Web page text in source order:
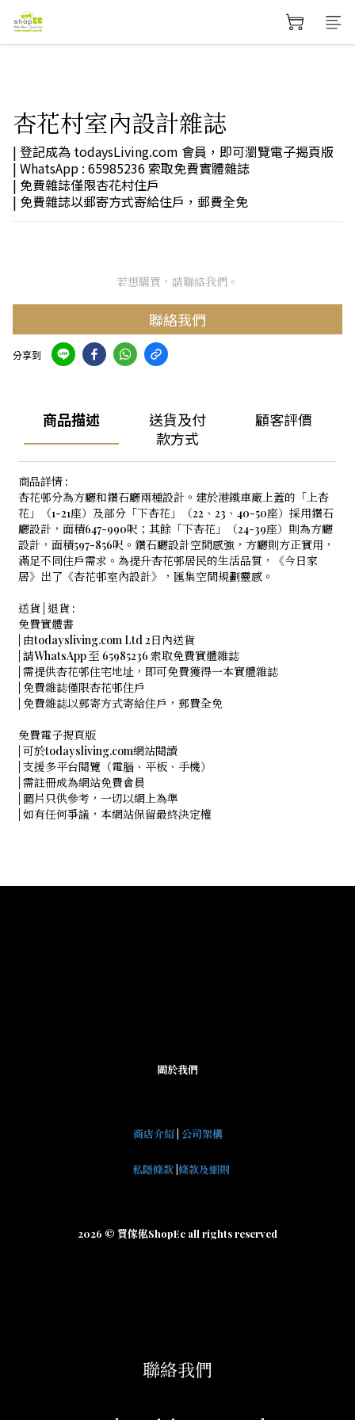
杏花村室內設計雜誌
| 登記成為 todaysLiving.com 會員，即可瀏覽電子揭頁版
| WhatsApp : 65985236 索取免費實體雜誌
| 免費雜誌僅限杏花村住戶
| 免費雜誌以郵寄方式寄給住戶，郵費全免
若想購買，請聯絡我們。
聯絡我們
分享到
商品描述
送貨及付
款方式
顧客評價
商品詳情 :
杏花邨分為方廳和鑽石廳兩種設計。建於港鐵車廠上蓋的「上杏
花」（1-21座）及部分「下杏花」（22、23、40-50座）採用鑽石
廳設計，面積647-990呎；其餘「下杏花」（24-39座）則為方廳
設計，面積597-856呎。鑽石廳設計空間感強，方廳則方正實用，
滿足不同住戶需求。為提升杏花邨居民的生活品質，《今日家
居》出了《杏花邨室內設計》，匯集空間規劃靈感。
送貨 | 退貨 :
免費實體書
| 由todaysliving.com Ltd 2日內送貨
| 請WhatsApp 至 65985236 索取免費實體雜誌
| 需提供杏花邨住宅地址，即可免費獲得一本實體雜誌
| 免費雜誌僅限杏花邨住戶
| 免費雜誌以郵寄方式寄給住戶，郵費全免
免費電子揭頁版
| 可於todaysliving.com網站閱讀
| 支援多平台閱覽（電腦、平板、手機）
| 需註冊成為網站免費會員
| 圖片只供參考，一切以網上為準
| 如有任何爭議，本網站保留最終決定權
關於我們
商店介紹| 公司架構
私隱條款 條款及細則
2026 © 買傢俬ShopEc all rights reserved
聯絡我們